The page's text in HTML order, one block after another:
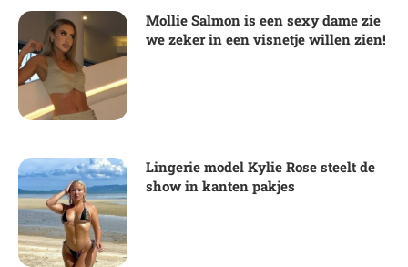
Mollie Salmon is een sexy dame zie
we zeker in een visnetje willen zien!
Lingerie model Kylie Rose steelt de
show in kanten pakjes